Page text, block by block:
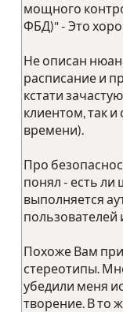
мощного
ФБД)" - Это
Не описан
расписание и
кстати
клиентом, так
времени).
Про
понял - есть ли
выполняется
пользователей
Похоже Вам
стереотипы.
убедили меня
творение. В то